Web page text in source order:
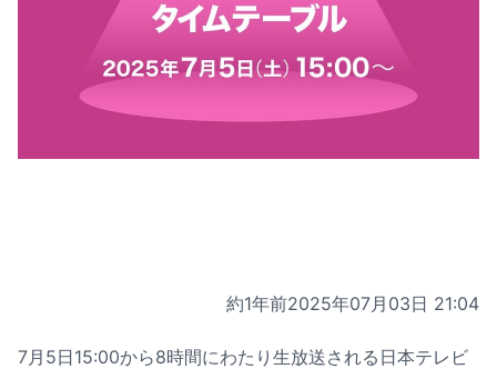
約1年前2025年07月03日 21:04
7月5日15:00から8時間にわたり生放送される日本テレビ